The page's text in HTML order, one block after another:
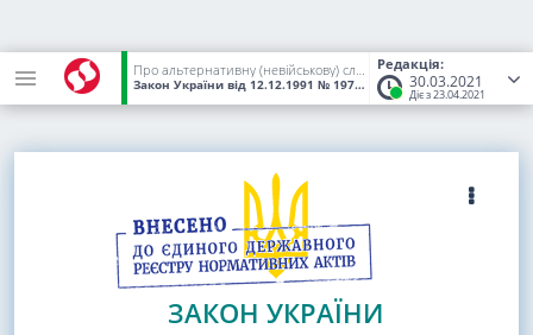
Редакція:
30.03.2021
Діє з 23.04.2021
Про альтернативну (невійськову) службу
Закон України від 12.12.1991 № 1975-XII (Статус:Чинний)
ЗАКОН УКРАЇНИ